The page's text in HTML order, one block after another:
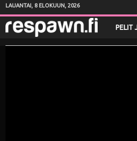
LAUANTAI, 8 ELOKUUN, 2026
e
PELIT